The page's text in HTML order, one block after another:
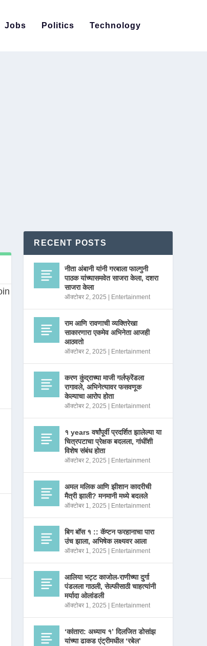
Jobs Politics Technology
RECENT POSTS
नीता अंबानी यांनी गरबाला फाल्गुनी
पाठक यांच्यासमवेत साजरा केला, दशरा
साजरा केला
ऑक्टोबर 2, 2025 Entertainment
राम आणि रावणाची व्यक्तिरेखा
साकारणारा एकमेव अभिनेता आजही
आठवतो
ऑक्टोबर 2, 2025 Entertainment
करण कुंद्राच्या माजी गर्लफ्रेंडला
रागावले, अभिनेत्यावर फसवणूक
केल्याचा आरोप होता
ऑक्टोबर 2, 2025 Entertainment
१ years वर्षांपूर्वी प्रदर्शित झालेल्या या
चित्रपटाचा प्रेक्षक बदलला, गांधींशी
विशेष संबंध होता
ऑक्टोबर 2, 2025 Entertainment
अमल मलिक आणि झीशान कादरीची
मैत्री झाली? मनमानी मध्ये बदलले
ऑक्टोबर 1, 2025 Entertainment
बिग बॉस १ :: कॅप्टन फरहानाचा पारा
उंच झाला, अभिषेक लक्ष्यवर आला
ऑक्टोबर 1, 2025 Entertainment
आलिया भट्ट काजोल-राणीच्या दुर्गा
पंडलला गाठली, सेल्फीसाठी चाहत्यांनी
मर्यादा ओलांडली
ऑक्टोबर 1, 2025 Entertainment
‘कांतारा: अध्याय १’ दिलजित डोसांझ
यांच्या ढाकड एंट्रीमधील ‘रबेल’